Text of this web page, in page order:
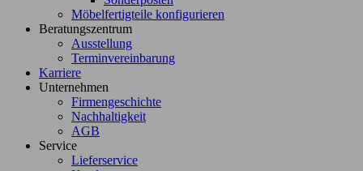
Möbelfertigteile konfigurieren
Beratungszentrum
Ausstellung
Terminvereinbarung
Karriere
Unternehmen
Firmengeschichte
Nachhaltigkeit
AGB
Service
Lieferservice